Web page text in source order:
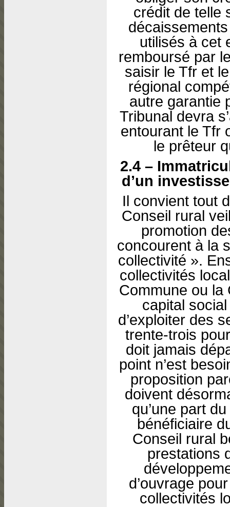
crédit de telle
utilisés à cet
remboursé par
saisir le Tfr et
régional
autre garantie
Tribunal devra
entourant le Tfr
le prêteur
2.4 –
d’un
Il convient tout
Conseil rural
promotion
concourent à la
collectivité ».
collectivités
Commune ou la
capital
d’exploiter des
trente-trois
doit jamais
point n’est
proposition
doivent
qu’une part
bénéficiaire
Conseil rural
prestations
d’ouvrage
collectivités